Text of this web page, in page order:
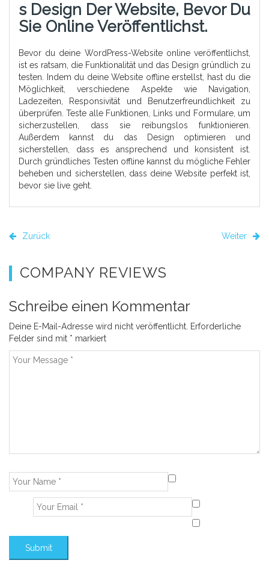
S Design Der Website, Bevor Du
Sie Online Veröffentlichst.
Bevor du deine WordPress-Website online veröffentlichst,
ist es ratsam, die Funktionalität und das Design gründlich zu
testen. Indem du deine Website offline erstellst, hast du die
Möglichkeit, verschiedene Aspekte wie Navigation,
Ladezeiten, Responsivität und Benutzerfreundlichkeit zu
überprüfen. Teste alle Funktionen, Links und Formulare, um
sicherzustellen, dass sie reibungslos funktionieren.
Außerdem kannst du das Design optimieren und
sicherstellen, dass es ansprechend und konsistent ist.
Durch gründliches Testen offline kannst du mögliche Fehler
beheben und sicherstellen, dass deine Website perfekt ist,
bevor sie live geht.
Zurück Weiter
COMPANY REVIEWS
Schreibe einen Kommentar
Deine E-Mail-Adresse wird nicht veröffentlicht. Erforderliche
Felder sind mit * markiert